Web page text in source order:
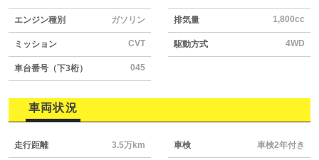
エンジン種別 ガソリン 排気量 1,800cc
ミッション CVT 駆動方式 4WD
車台番号（下3桁） 045
車両状況
走行距離 3.5万km 車検 車検2年付き